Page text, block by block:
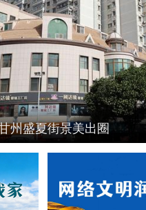
日甘州木塔尽显千年古